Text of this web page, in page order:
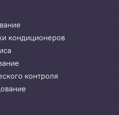
кондиционеров
контроля